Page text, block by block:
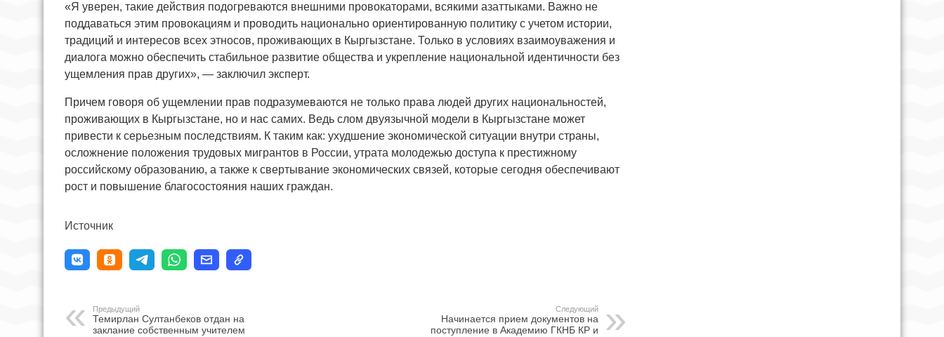
«Я уверен, такие действия подогреваются внешними провокаторами, всякими азаттыками. Важно не
поддаваться этим провокациям и проводить национально ориентированную политику с учетом истории,
традиций и интересов всех этносов, проживающих в Кыргызстане. Только в условиях взаимоуважения и
диалога можно обеспечить стабильное развитие общества и укрепление национальной идентичности без
ущемления прав других», — заключил эксперт.
Причем говоря об ущемлении прав подразумеваются не только права людей других национальностей,
проживающих в Кыргызстане, но и нас самих. Ведь слом двуязычной модели в Кыргызстане может
привести к серьезным последствиям. К таким как: ухудшение экономической ситуации внутри страны,
осложнение положения трудовых мигрантов в России, утрата молодежью доступа к престижному
российскому образованию, а также к свертывание экономических связей, которые сегодня обеспечивают
рост и повышение благосостояния наших граждан.
Источник
Предыдущий
Темирлан Султанбеков отдан на
заклание собственным учителем
Следующий
Начинается прием документов на
поступление в Академию ГКНБ КР и